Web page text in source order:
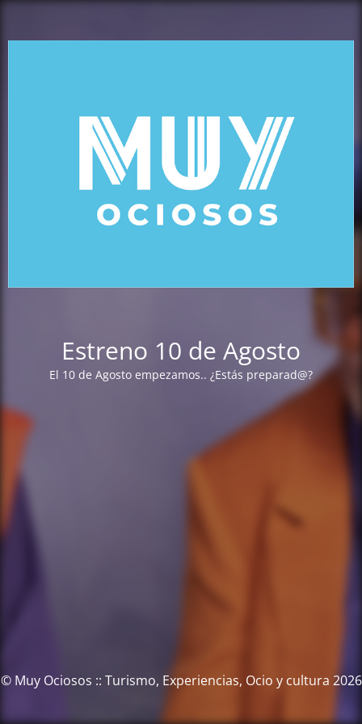
Estreno 10 de Agosto
El 10 de Agosto empezamos.. ¿Estás preparad@?
© Muy Ociosos :: Turismo, Experiencias, Ocio y cultura 2026